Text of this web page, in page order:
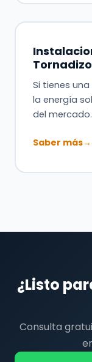
Si tienes
la energía
del
Saber más→
¿Listo
Consulta